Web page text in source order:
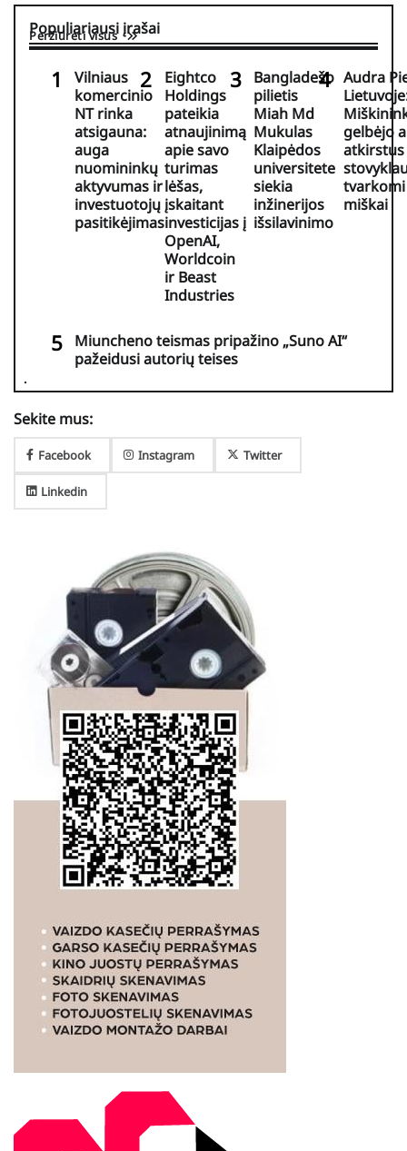
Populiariausi įrašai
Peržiūrėti visus
Vilniaus
komercinio
NT rinka
atsigauna:
auga
nuomininkų
aktyvumas ir
investuotojų
pasitikėjimas
Eightco
Holdings
pateikia
atnaujinimą
apie savo
turimas
lėšas,
įskaitant
investicijas į
OpenAI,
Worldcoin
ir Beast
Industries
Bangladešo
pilietis
Miah Md
Mukulas
Klaipėdos
universitete
siekia
inžinerijos
išsilavinimo
Audra
gelbėjo
atkirstus
tvarkomi
miškai
Miuncheno teismas pripažino „Suno AI“
pažeidusi autorių teises
Sekite mus:
Facebook Instagram Twitter
Linkedin